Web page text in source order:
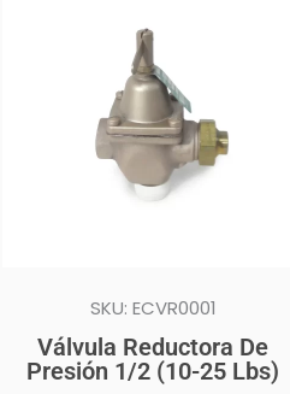
SKU: ECVR0001
Válvula Reductora De
Presión 1/2 (10-25 Lbs)